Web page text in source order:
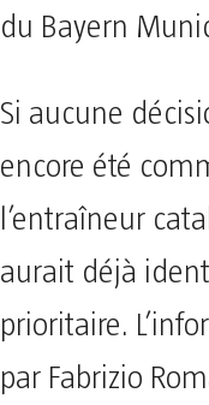
du Bayern
Si aucune
encore été
l’entraîneur
aurait déjà
prioritaire.
par Fabrizio